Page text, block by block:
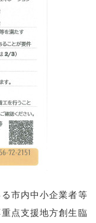
市内中小企業者等
点支援地方創生臨